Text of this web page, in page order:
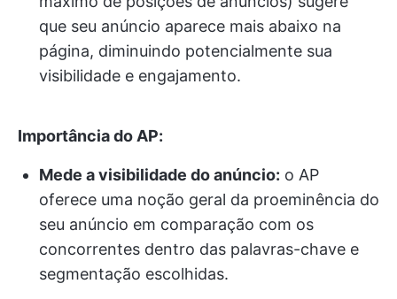
que seu anúncio aparece mais abaixo na
página, diminuindo potencialmente sua
visibilidade e engajamento.
Importância do AP:
Mede a visibilidade do anúncio: o AP
oferece uma noção geral da proeminência do
seu anúncio em comparação com os
concorrentes dentro das palavras-chave e
segmentação escolhidas.